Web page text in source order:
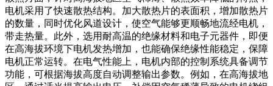
电机采用了快速散热结构。加大散热片的表面积，增加散热片
的数量，同时优化风道设计，使空气能够更顺畅地流经电机，
带走热量。此外，选用耐高温的绝缘材料和电子元器件，即便
在高海拔环境下电机发热增加，也能确保绝缘性能稳定，保障
电机正常运转。在电气性能上，电机内部的控制系统具备调节
功能，可根据海拔高度自动调整输出参数。例如，在高海拔地